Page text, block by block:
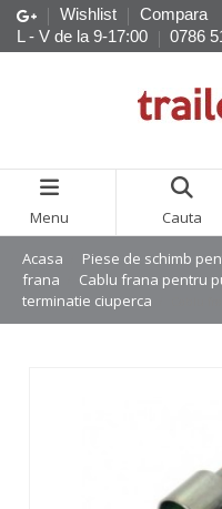
Wishlist
Compara
L - V de la 9-17:00
0786
Menu Cauta
Acasa Piese de schimb
frana
Cablu frana pentru
terminatie ciuperca